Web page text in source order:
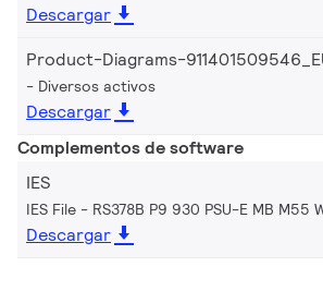
Descargar
Product-Diagrams-
Diversos activos
Descargar
Complementos de software
IES
IES File - RS378B P9 930 PSU-E MB M55
Descargar